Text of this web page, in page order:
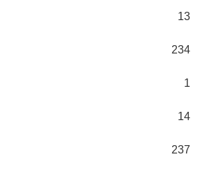
13
234
1
14
237